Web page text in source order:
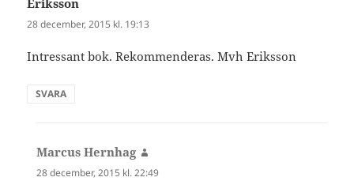
28 december, 2015 kl. 19:13
Intressant bok. Rekommenderas. Mvh Eriksson
SVARA
Marcus Hernhag
28 december, 2015 kl. 22:49